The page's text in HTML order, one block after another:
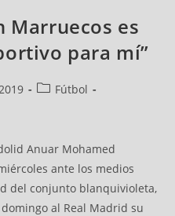
Marruecos es
para mí”
Fútbol
Anuar Mohamed
ante los medios
del conjunto blanquivioleta,
al Real Madrid su